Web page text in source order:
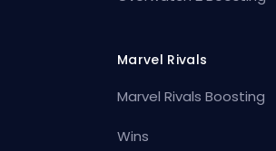
Marvel Rivals
Marvel Rivals Boosting
Wins